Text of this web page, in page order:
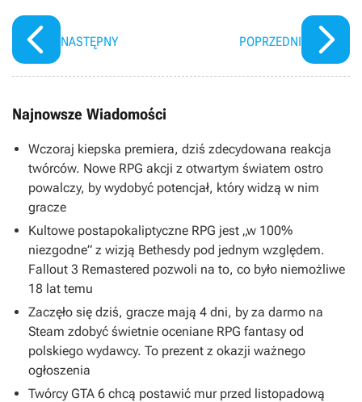
NASTĘPNY POPRZEDNI
Najnowsze Wiadomości
Wczoraj kiepska premiera, dziś zdecydowana reakcja
twórców. Nowe RPG akcji z otwartym światem ostro
powalczy, by wydobyć potencjał, który widzą w nim
gracze
Kultowe postapokaliptyczne RPG jest „w 100%
niezgodne” z wizją Bethesdy pod jednym względem.
Fallout 3 Remastered pozwoli na to, co było niemożliwe
18 lat temu
Zaczęło się dziś, gracze mają 4 dni, by za darmo na
Steam zdobyć świetnie oceniane RPG fantasy od
polskiego wydawcy. To prezent z okazji ważnego
ogłoszenia
Twórcy GTA 6 chcą postawić mur przed listopadową